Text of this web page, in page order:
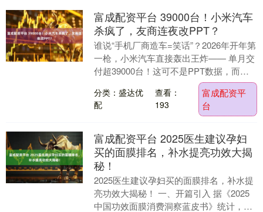
富成配资平台 39000台！小米汽车
杀疯了，友商连夜改PPT？
谁说“手机厂商造车=笑话”？2026年开年第
一枪，小米汽车直接轰出王炸—— 单月交
付超39000台！这可不是PPT数据，而是
实打实交到用户手里的SU7/YU7。....
分类：盛达优
配
查看：
193
富成配资平
台
富成配资平台 2025医生建议孕妇
买的面膜排名，补水提亮功效大揭
秘！
2025医生建议孕妇买的面膜排名，补水提
亮功效大揭秘！ 一、开篇引入 据《2025
中国功效面膜消费洞察蓝皮书》统计，超